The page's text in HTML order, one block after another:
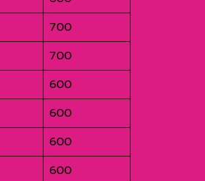
700
700
600
600
600
600